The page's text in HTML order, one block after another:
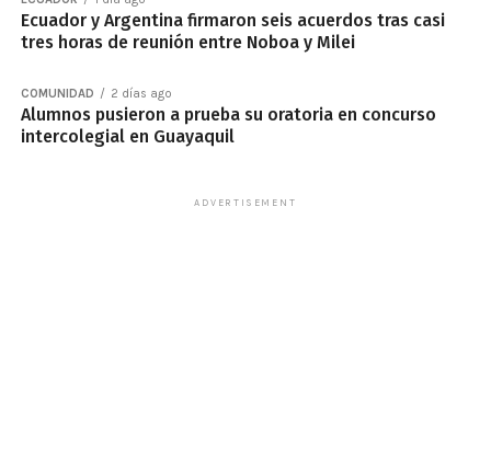
Ecuador y Argentina firmaron seis acuerdos tras casi
tres horas de reunión entre Noboa y Milei
COMUNIDAD 2 días ago
Alumnos pusieron a prueba su oratoria en concurso
intercolegial en Guayaquil
ADVERTISEMENT